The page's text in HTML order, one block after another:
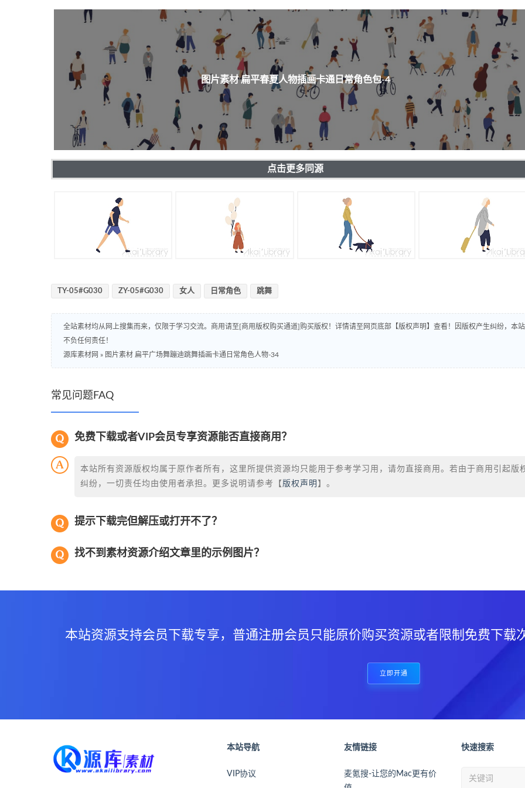
图片素材 扁平春夏人物插画卡通日常角色包-4
点击更多同源
TY-05#G030 ZY-05#G030 女人 日常角色 跳舞
全站素材均从网上搜集而来，仅限于学习交流。商用请至[商用版权购买通道]购买版权！详情请至网页底部【版权声明】查看！因版权产生纠纷，本站
不负任何责任！
源库素材网 » 图片素材 扁平广场舞蹦迪跳舞插画卡通日常角色人物-34
常见问题FAQ
免费下载或者VIP会员专享资源能否直接商用？
本站所有资源版权均属于原作者所有，这里所提供资源均只能用于参考学习用，请勿直接商用。若由于商用引起版
纠纷，一切责任均由使用者承担。更多说明请参考【 版权声明 】。
提示下载完但解压或打开不了？
找不到素材资源介绍文章里的示例图片？
本站资源支持会员下载专享，普通注册会员只能原价购买资源或者限制免费下载
立即开通
本站导航
VIP协议
友情链接
麦氪搜-让您的Mac更有价
快速搜索